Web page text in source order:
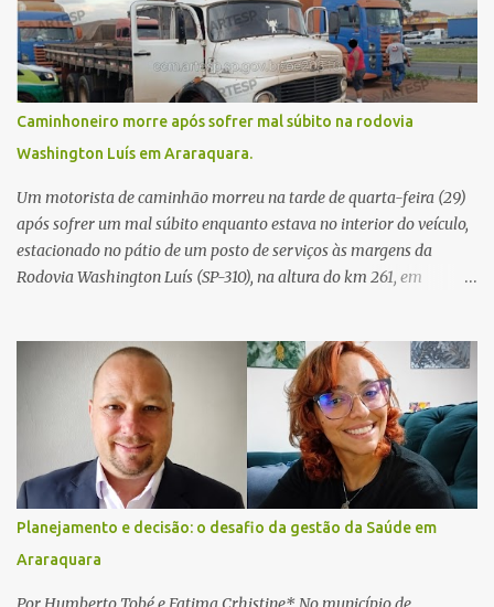
Caminhoneiro morre após sofrer mal súbito na rodovia
Washington Luís em Araraquara.
Um motorista de caminhão morreu na tarde de quarta-feira (29)
após sofrer um mal súbito enquanto estava no interior do veículo,
estacionado no pátio de um posto de serviços às margens da
Rodovia Washington Luís (SP-310), na altura do km 261, em
relatos de que havia um condutor inconsciente dentro de um
caminhão. Equipes de resgate foram rapidamente deslocadas ao
local e encontraram a vítima em parada cardiorrespiratória. Os
socorristas iniciaram imediatamente as manobras de reanimação
cardiopulmonar (RCP), porém, apesar de todos os esforços, o
motorista não respondeu aos procedimentos. Às 17h03, médicos
da Unidade de Suporte Avançado constataram o óbito da vítima.
Fonte: São Carlos Agora
Planejamento e decisão: o desafio da gestão da Saúde em
Araraquara